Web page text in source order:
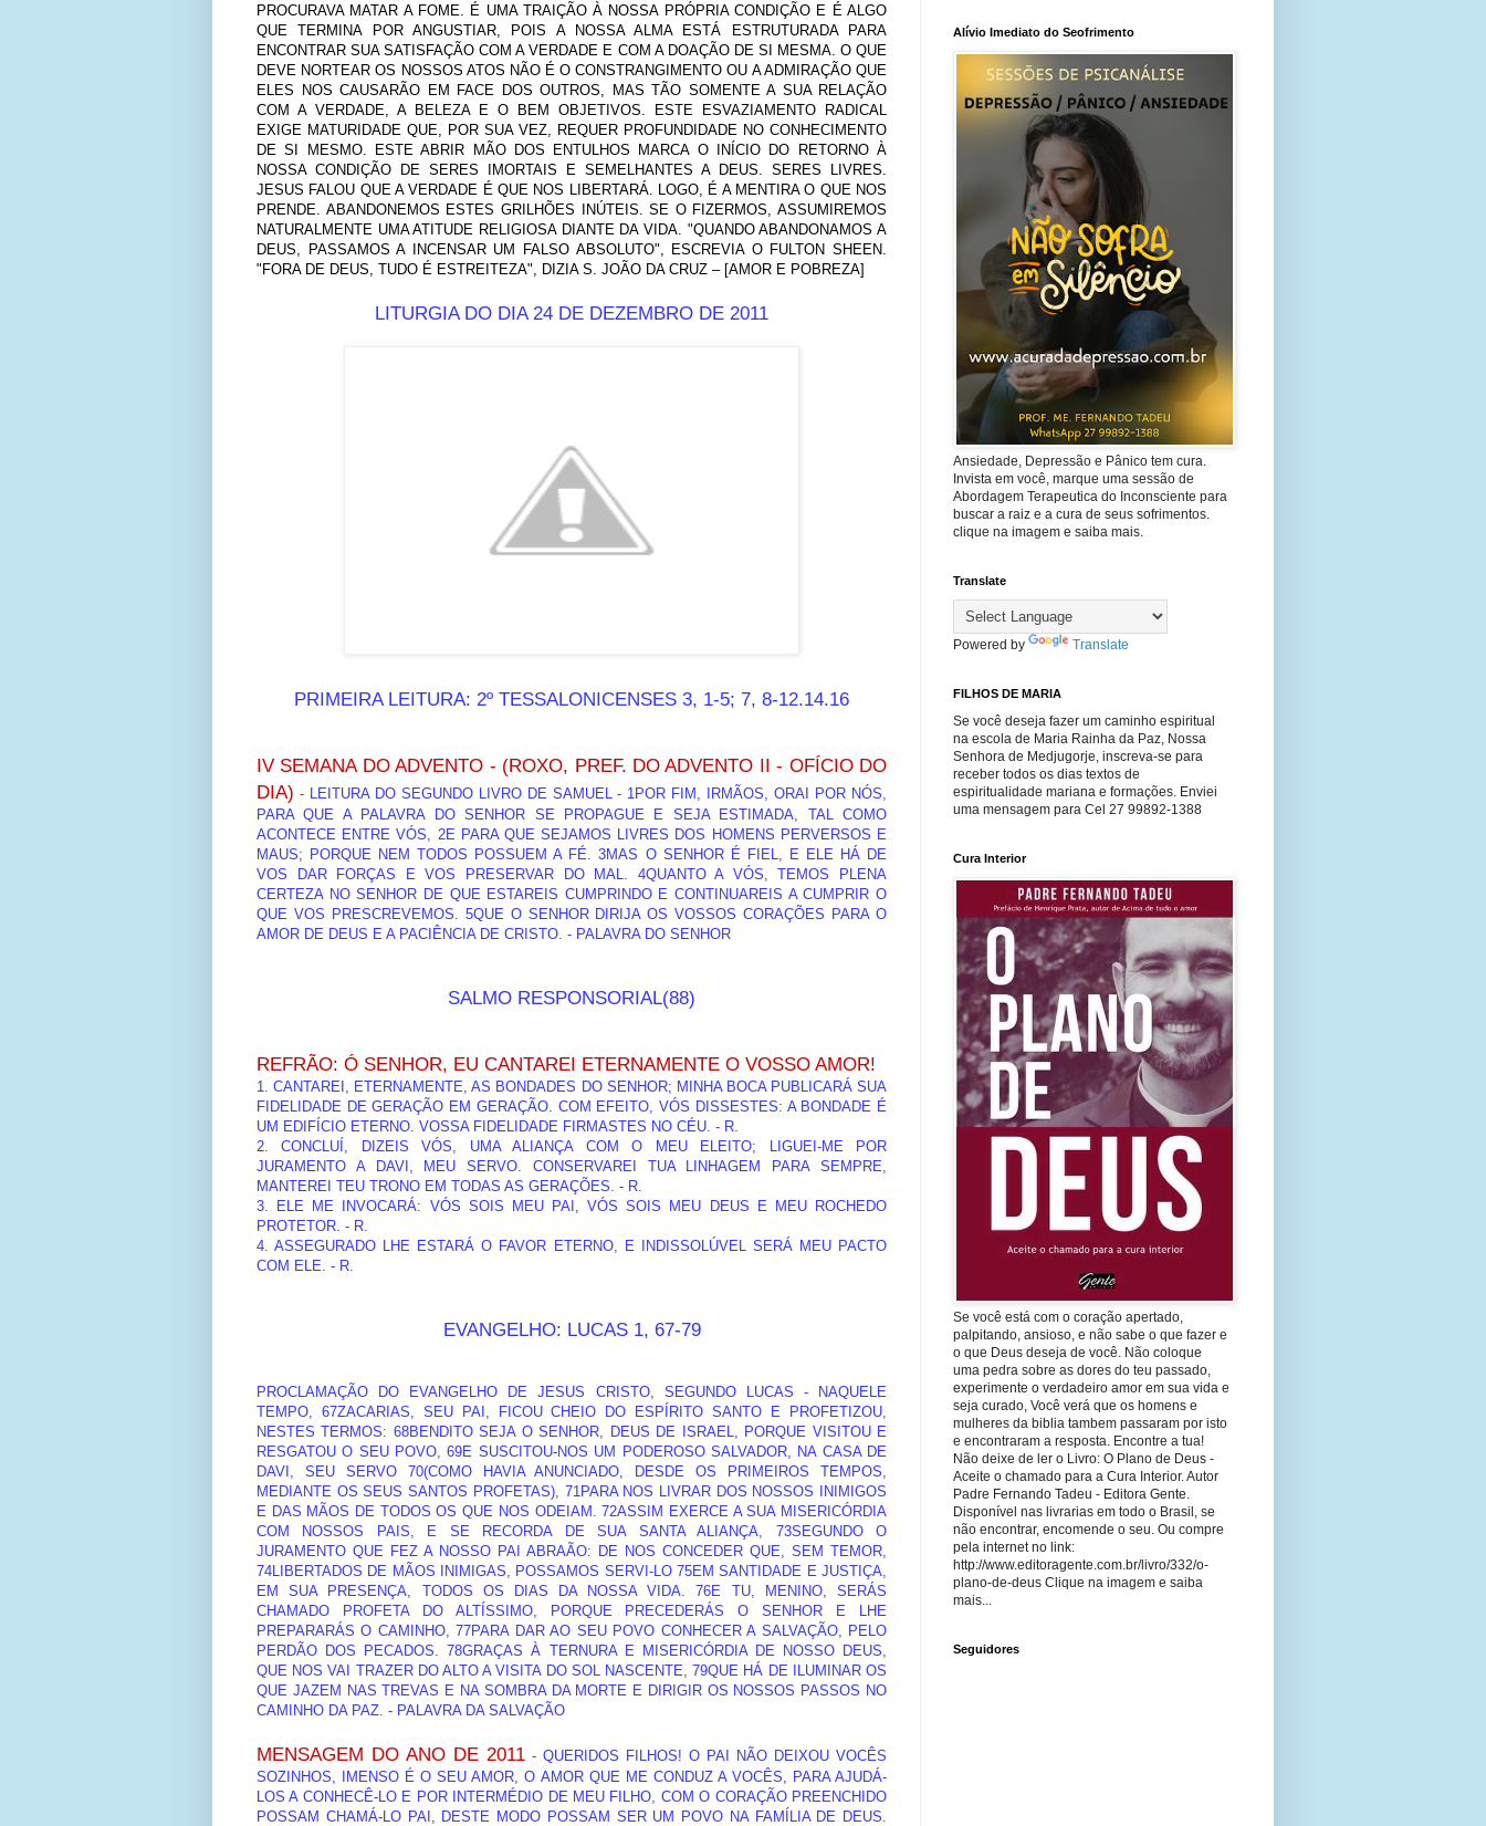
PROCURAVA MATAR A FOME. É UMA TRAIÇÃO À NOSSA PRÓPRIA CONDIÇÃO E É ALGO
QUE TERMINA POR ANGUSTIAR, POIS A NOSSA ALMA ESTÁ ESTRUTURADA PARA
ENCONTRAR SUA SATISFAÇÃO COM A VERDADE E COM A DOAÇÃO DE SI MESMA. O QUE
DEVE NORTEAR OS NOSSOS ATOS NÃO É O CONSTRANGIMENTO OU A ADMIRAÇÃO QUE
ELES NOS CAUSARÃO EM FACE DOS OUTROS, MAS TÃO SOMENTE A SUA RELAÇÃO
COM A VERDADE, A BELEZA E O BEM OBJETIVOS. ESTE ESVAZIAMENTO RADICAL
EXIGE MATURIDADE QUE, POR SUA VEZ, REQUER PROFUNDIDADE NO CONHECIMENTO
DE SI MESMO. ESTE ABRIR MÃO DOS ENTULHOS MARCA O INÍCIO DO RETORNO À
NOSSA CONDIÇÃO DE SERES IMORTAIS E SEMELHANTES A DEUS. SERES LIVRES.
JESUS FALOU QUE A VERDADE É QUE NOS LIBERTARÁ. LOGO, É A MENTIRA O QUE NOS
PRENDE. ABANDONEMOS ESTES GRILHÕES INÚTEIS. SE O FIZERMOS, ASSUMIREMOS
NATURALMENTE UMA ATITUDE RELIGIOSA DIANTE DA VIDA. "QUANDO ABANDONAMOS A
DEUS, PASSAMOS A INCENSAR UM FALSO ABSOLUTO", ESCREVIA O FULTON SHEEN.
"FORA DE DEUS, TUDO É ESTREITEZA", DIZIA S. JOÃO DA CRUZ – [AMOR E POBREZA]
LITURGIA DO DIA 24 DE DEZEMBRO DE 2011
PRIMEIRA LEITURA: 2º TESSALONICENSES 3, 1-5; 7, 8-12.14.16
IV SEMANA DO ADVENTO - (ROXO, PREF. DO ADVENTO II - OFÍCIO DO
DIA) - LEITURA DO SEGUNDO LIVRO DE SAMUEL - 1POR FIM, IRMÃOS, ORAI POR NÓS,
PARA QUE A PALAVRA DO SENHOR SE PROPAGUE E SEJA ESTIMADA, TAL COMO
ACONTECE ENTRE VÓS, 2E PARA QUE SEJAMOS LIVRES DOS HOMENS PERVERSOS E
MAUS; PORQUE NEM TODOS POSSUEM A FÉ. 3MAS O SENHOR É FIEL, E ELE HÁ DE
VOS DAR FORÇAS E VOS PRESERVAR DO MAL. 4QUANTO A VÓS, TEMOS PLENA
CERTEZA NO SENHOR DE QUE ESTAREIS CUMPRINDO E CONTINUAREIS A CUMPRIR O
QUE VOS PRESCREVEMOS. 5QUE O SENHOR DIRIJA OS VOSSOS CORAÇÕES PARA O
AMOR DE DEUS E A PACIÊNCIA DE CRISTO. - PALAVRA DO SENHOR
SALMO RESPONSORIAL(88)
REFRÃO: Ó SENHOR, EU CANTAREI ETERNAMENTE O VOSSO AMOR!
1. CANTAREI, ETERNAMENTE, AS BONDADES DO SENHOR; MINHA BOCA PUBLICARÁ SUA
FIDELIDADE DE GERAÇÃO EM GERAÇÃO. COM EFEITO, VÓS DISSESTES: A BONDADE É
UM EDIFÍCIO ETERNO. VOSSA FIDELIDADE FIRMASTES NO CÉU. - R.
2. CONCLUÍ, DIZEIS VÓS, UMA ALIANÇA COM O MEU ELEITO; LIGUEI-ME POR
JURAMENTO A DAVI, MEU SERVO. CONSERVAREI TUA LINHAGEM PARA SEMPRE,
MANTEREI TEU TRONO EM TODAS AS GERAÇÕES. - R.
3. ELE ME INVOCARÁ: VÓS SOIS MEU PAI, VÓS SOIS MEU DEUS E MEU ROCHEDO
PROTETOR. - R.
4. ASSEGURADO LHE ESTARÁ O FAVOR ETERNO, E INDISSOLÚVEL SERÁ MEU PACTO
COM ELE. - R.
EVANGELHO: LUCAS 1, 67-79
PROCLAMAÇÃO DO EVANGELHO DE JESUS CRISTO, SEGUNDO LUCAS - NAQUELE
TEMPO, 67ZACARIAS, SEU PAI, FICOU CHEIO DO ESPÍRITO SANTO E PROFETIZOU,
NESTES TERMOS: 68BENDITO SEJA O SENHOR, DEUS DE ISRAEL, PORQUE VISITOU E
RESGATOU O SEU POVO, 69E SUSCITOU-NOS UM PODEROSO SALVADOR, NA CASA DE
DAVI, SEU SERVO 70(COMO HAVIA ANUNCIADO, DESDE OS PRIMEIROS TEMPOS,
MEDIANTE OS SEUS SANTOS PROFETAS), 71PARA NOS LIVRAR DOS NOSSOS INIMIGOS
E DAS MÃOS DE TODOS OS QUE NOS ODEIAM. 72ASSIM EXERCE A SUA MISERICÓRDIA
COM NOSSOS PAIS, E SE RECORDA DE SUA SANTA ALIANÇA, 73SEGUNDO O
JURAMENTO QUE FEZ A NOSSO PAI ABRAÃO: DE NOS CONCEDER QUE, SEM TEMOR,
74LIBERTADOS DE MÃOS INIMIGAS, POSSAMOS SERVI-LO 75EM SANTIDADE E JUSTIÇA,
EM SUA PRESENÇA, TODOS OS DIAS DA NOSSA VIDA. 76E TU, MENINO, SERÁS
CHAMADO PROFETA DO ALTÍSSIMO, PORQUE PRECEDERÁS O SENHOR E LHE
PREPARARÁS O CAMINHO, 77PARA DAR AO SEU POVO CONHECER A SALVAÇÃO, PELO
PERDÃO DOS PECADOS. 78GRAÇAS À TERNURA E MISERICÓRDIA DE NOSSO DEUS,
QUE NOS VAI TRAZER DO ALTO A VISITA DO SOL NASCENTE, 79QUE HÁ DE ILUMINAR OS
QUE JAZEM NAS TREVAS E NA SOMBRA DA MORTE E DIRIGIR OS NOSSOS PASSOS NO
CAMINHO DA PAZ. - PALAVRA DA SALVAÇÃO
MENSAGEM DO ANO DE 2011 - QUERIDOS FILHOS! O PAI NÃO DEIXOU VOCÊS
SOZINHOS, IMENSO É O SEU AMOR, O AMOR QUE ME CONDUZ A VOCÊS, PARA AJUDÁ-
LOS A CONHECÊ-LO E POR INTERMÉDIO DE MEU FILHO, COM O CORAÇÃO PREENCHIDO
POSSAM CHAMÁ-LO PAI, DESTE MODO POSSAM SER UM POVO NA FAMÍLIA DE DEUS.
Alívio Imediato do Seofrimento
Ansiedade, Depressão e Pânico tem cura.
Invista em você, marque uma sessão de
Abordagem Terapeutica do Inconsciente para
buscar a raiz e a cura de seus sofrimentos.
clique na imagem e saiba mais.
Translate
Powered by Translate
FILHOS DE MARIA
Se você deseja fazer um caminho espiritual
na escola de Maria Rainha da Paz, Nossa
Senhora de Medjugorje, inscreva-se para
receber todos os dias textos de
espiritualidade mariana e formações. Enviei
uma mensagem para Cel 27 99892-1388
Cura Interior
Se você está com o coração apertado,
palpitando, ansioso, e não sabe o que fazer e
o que Deus deseja de você. Não coloque
uma pedra sobre as dores do teu passado,
experimente o verdadeiro amor em sua vida e
seja curado, Você verá que os homens e
mulheres da biblia tambem passaram por isto
e encontraram a resposta. Encontre a tua!
Não deixe de ler o Livro: O Plano de Deus -
Aceite o chamado para a Cura Interior. Autor
Padre Fernando Tadeu - Editora Gente.
Disponível nas livrarias em todo o Brasil, se
não encontrar, encomende o seu. Ou compre
pela internet no link:
http://www.editoragente.com.br/livro/332/o-
plano-de-deus Clique na imagem e saiba
mais...
Seguidores